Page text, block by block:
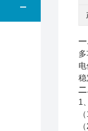
一
稳
二
1